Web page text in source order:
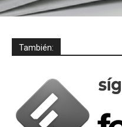
También: